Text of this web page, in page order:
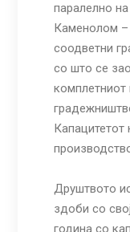
паралелно
Каменолом
соодветни
со што се
комплетниот
Друштвото
здоби со
година со